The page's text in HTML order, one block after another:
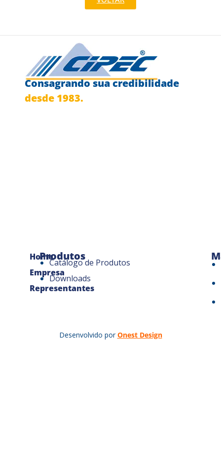
Consagrando sua credibilidade
desde 1983.
Home
Empresa
Representantes
Produtos
Catálogo de Produtos
Downloads
Desenvolvido por Onest Design